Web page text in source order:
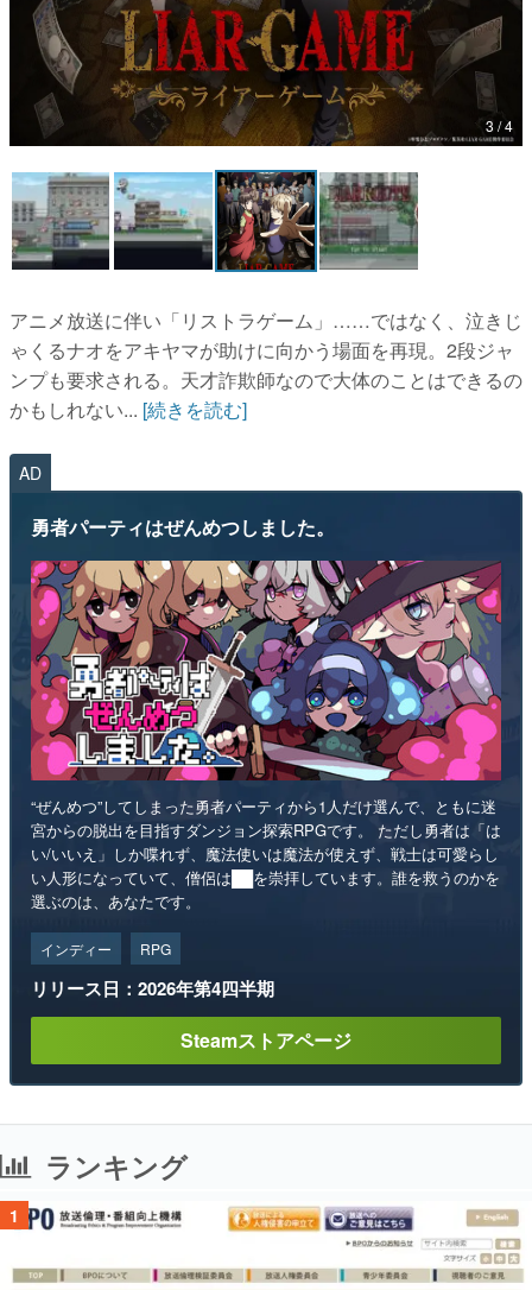
3 / 4
アニメ放送に伴い「リストラゲーム」……ではなく、泣きじ
ゃくるナオをアキヤマが助けに向かう場面を再現。2段ジャ
ンプも要求される。天才詐欺師なので大体のことはできるの
かもしれない... [続きを読む]
AD
勇者パーティはぜんめつしました。
“ぜんめつ”してしまった勇者パーティから1人だけ選んで、ともに迷
宮からの脱出を目指すダンジョン探索RPGです。 ただし勇者は「は
い/いいえ」しか喋れず、魔法使いは魔法が使えず、戦士は可愛らし
い人形になっていて、僧侶は██を崇拝しています。誰を救うのかを
選ぶのは、あなたです。
インディー RPG
リリース日：2026年第4四半期
Steamストアページ
ランキング
1